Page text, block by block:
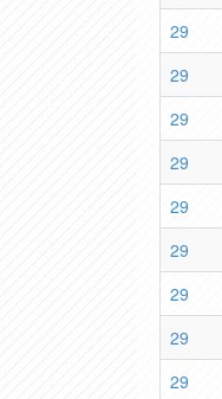
29
29
29
29
29
29
29
29
29